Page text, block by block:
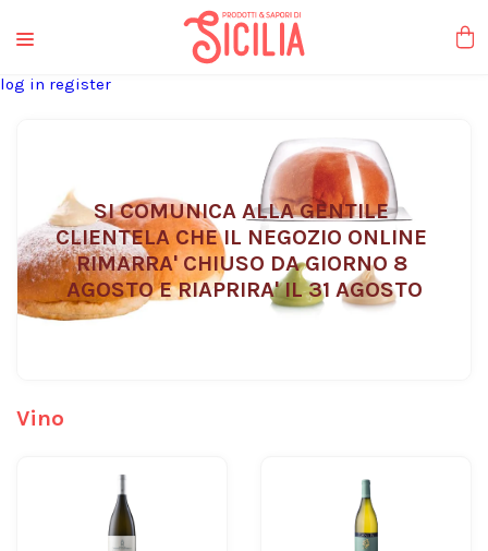
liquori tipici
log in register
SI COMUNICA ALLA GENTILE
CLIENTELA CHE IL NEGOZIO ONLINE
RIMARRA' CHIUSO DA GIORNO 8
AGOSTO E RIAPRIRA' IL 31 AGOSTO
Vino